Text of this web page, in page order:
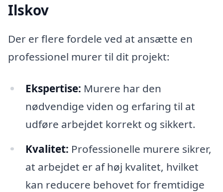
Ilskov
Der er flere fordele ved at ansætte en
professionel murer til dit projekt:
Ekspertise: Murere har den
nødvendige viden og erfaring til at
udføre arbejdet korrekt og sikkert.
Kvalitet: Professionelle murere sikrer,
at arbejdet er af høj kvalitet, hvilket
kan reducere behovet for fremtidige